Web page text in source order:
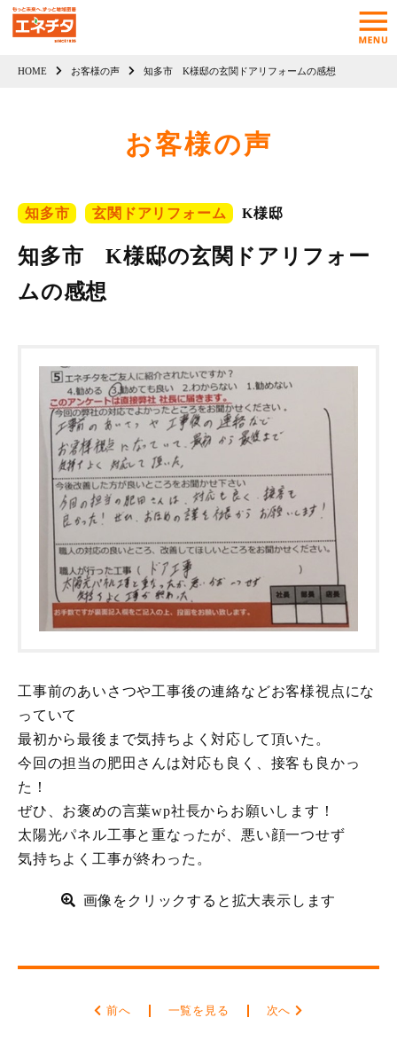
HOME お客様の声 知多市 K様邸の玄関ドアリフォームの感想
お客様の声
知多市 玄関ドアリフォーム K様邸
知多市 K様邸の玄関ドアリフォー
ムの感想
工事前のあいさつや工事後の連絡などお客様視点にな
っていて
最初から最後まで気持ちよく対応して頂いた。
今回の担当の肥田さんは対応も良く、接客も良かっ
た！
ぜひ、お褒めの言葉wp社長からお願いします！
太陽光パネル工事と重なったが、悪い顔一つせず
気持ちよく工事が終わった。
画像をクリックすると拡大表示します
前へ 一覧を見る 次へ